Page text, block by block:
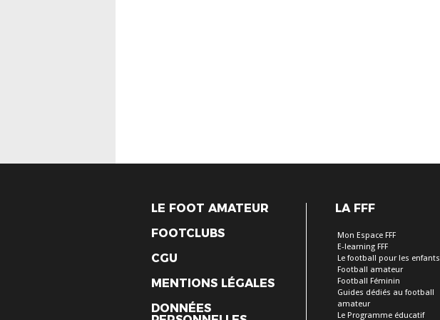
LE FOOT AMATEUR
FOOTCLUBS
CGU
MENTIONS LÉGALES
DONNÉES
LA FFF
Mon Espace FFF
E-learning FFF
Le football pour les enfants
Football amateur
Football Féminin
Guides dédiés au football
amateur
Le Programme éducatif